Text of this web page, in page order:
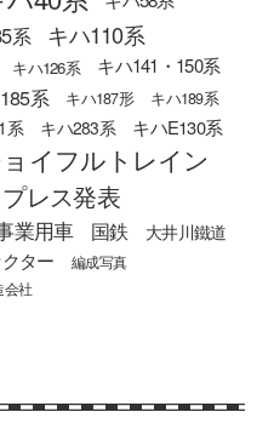
系 キハ110系
キハ126系 キハ141・150系
系 キハ187形
キハ189系
系 キハ283系
キハE130系
イフルトレイン
プレス発表
業用車 国鉄 大井川鐵道
ター 編成写真
会社